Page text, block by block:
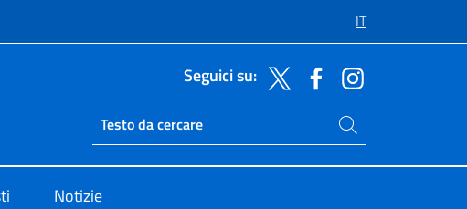
IT
Seguici su:
Ricerca sito live
Cerca nel sito
Notizie